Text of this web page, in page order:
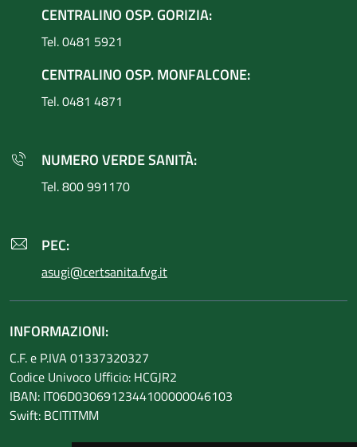
CENTRALINO OSP. GORIZIA:
Tel. 0481 5921
CENTRALINO OSP. MONFALCONE:
Tel. 0481 4871
NUMERO VERDE SANITÀ:
Tel. 800 991170
PEC:
asugi@certsanita.fvg.it
INFORMAZIONI:
C.F. e P.IVA 01337320327
Codice Univoco Ufficio: HCGJR2
IBAN: IT06D0306912344100000046103
Swift: BCITITMM